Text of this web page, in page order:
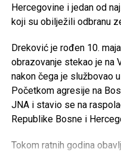
Hercegovine i jedan od
koji su obilježili odbranu
Dreković je rođen 10.
obrazovanje stekao je na
nakon čega je službovao
Početkom agresije na
JNA i stavio se na
Republike Bosne i
Tokom ratnih godina